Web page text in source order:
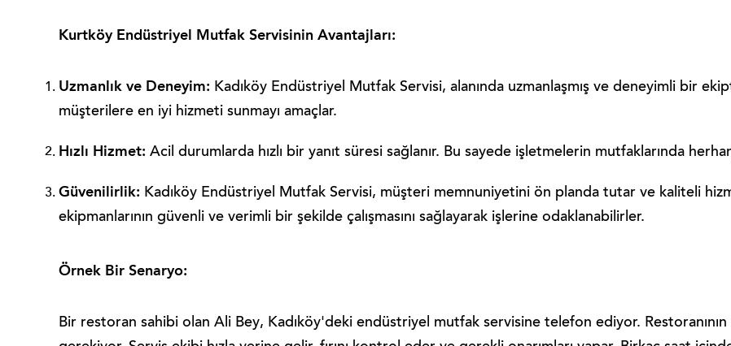
Kurtköy Endüstriyel Mutfak Servisinin Avantajları:
Uzmanlık ve Deneyim: Kadıköy Endüstriyel Mutfak Servisi, alanında uzmanlaşmış ve deneyimli bir
müşterilere en iyi hizmeti sunmayı amaçlar.
Hızlı Hizmet: Acil durumlarda hızlı bir yanıt süresi sağlanır. Bu sayede işletmelerin mutfaklarında
Güvenilirlik: Kadıköy Endüstriyel Mutfak Servisi, müşteri memnuniyetini ön planda tutar ve kaliteli
ekipmanlarının güvenli ve verimli bir şekilde çalışmasını sağlayarak işlerine odaklanabilirler.
Örnek Bir Senaryo:
Bir restoran sahibi olan Ali Bey, Kadıköy'deki endüstriyel mutfak servisine telefon ediyor. Restoranının